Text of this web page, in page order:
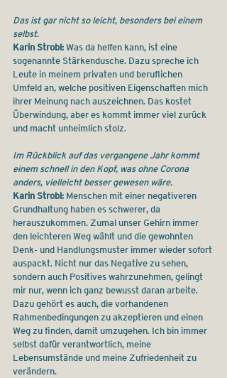
Das ist gar nicht so leicht, besonders bei einem
selbst.
Karin Strobl: Was da helfen kann, ist eine
sogenannte Stärkendusche. Dazu spreche ich
Leute in meinem privaten und beruflichen
Umfeld an, welche positiven Eigenschaften mich
ihrer Meinung nach auszeichnen. Das kostet
Überwindung, aber es kommt immer viel zurück
und macht unheimlich stolz.
Im Rückblick auf das vergangene Jahr kommt
einem schnell in den Kopf, was ohne Corona
anders, vielleicht besser gewesen wäre.
Karin Strobl: Menschen mit einer negativeren
Grundhaltung haben es schwerer, da
herauszukommen. Zumal unser Gehirn immer
den leichteren Weg wählt und die gewohnten
Denk- und Handlungsmuster immer wieder sofort
auspackt. Nicht nur das Negative zu sehen,
sondern auch Positives wahrzunehmen, gelingt
mir nur, wenn ich ganz bewusst daran arbeite.
Dazu gehört es auch, die vorhandenen
Rahmenbedingungen zu akzeptieren und einen
Weg zu finden, damit umzugehen. Ich bin immer
selbst dafür verantwortlich, meine
Lebensumstände und meine Zufriedenheit zu
verändern.